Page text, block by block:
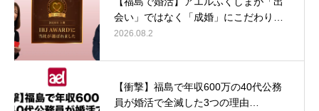
会い」ではなく「成婚」にこだわり…
2026.08.2
【衝撃】福島で年収600万の40代公務
員が婚活で全滅した3つの理由…